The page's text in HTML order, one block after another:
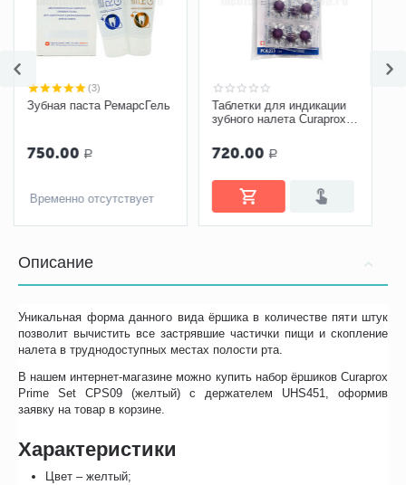
Таблетки для индикации
720.00
Набор из двух скребков
для языка Curaprox
1 200.00
Временно отсутствует
Описание
Уникальная форма данного вида ёршика в количестве пяти штук
позволит вычистить все застрявшие частички пищи и скопление
налета в труднодоступных местах полости рта.
В нашем интернет-магазине можно купить набор ёршиков Curaprox
Prime Set CPS09 (желтый) с держателем UHS451, оформив
заявку на товар в корзине.
Характеристики
Цвет – желтый;